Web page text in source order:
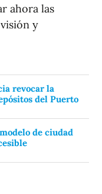
ahora las
y
revocar la
del Puerto
de ciudad